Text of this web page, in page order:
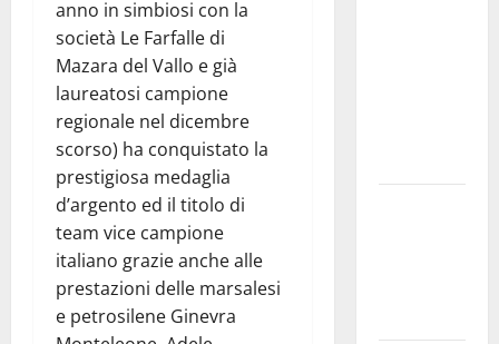
anno in simbiosi con la
società Le Farfalle di
Mazara del Vallo e già
laureatosi campione
regionale nel dicembre
scorso) ha conquistato la
prestigiosa medaglia
d’argento ed il titolo di
team vice campione
italiano grazie anche alle
prestazioni delle marsalesi
e petrosilene Ginevra